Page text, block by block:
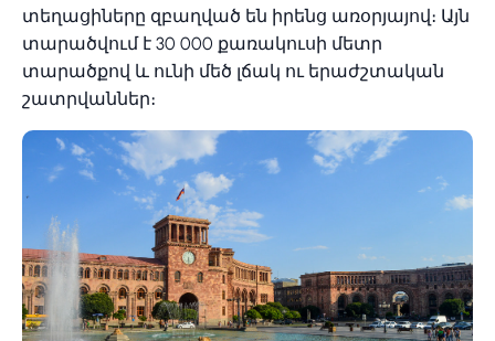
տեղացիները զբաղված են իրենց առօրյայով։ Այն
տարածվում է 30 000 քառակուսի մետր
տարածքով և ունի մեծ լճակ ու երաժշտական
շատրվաններ։